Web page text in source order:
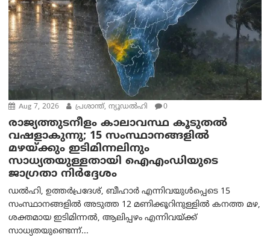
Aug 7, 2026 പ്രശാന്ത്, ന്യൂഡല്‍ഹി 0
രാജ്യത്തുടനീളം കാലാവസ്ഥ കൂടുതൽ
വഷളാകുന്നു; 15 സംസ്ഥാനങ്ങളിൽ
മഴയ്ക്കും ഇടിമിന്നലിനും
സാധ്യതയുള്ളതായി ഐഎംഡിയുടെ
ജാഗ്രതാ നിർദ്ദേശം
ഡൽഹി, ഉത്തർപ്രദേശ്, ബീഹാർ എന്നിവയുൾപ്പെടെ 15
സംസ്ഥാനങ്ങളിൽ അടുത്ത 12 മണിക്കൂറിനുള്ളിൽ കനത്ത മഴ,
ശക്തമായ ഇടിമിന്നൽ, ആലിപ്പഴം എന്നിവയ്ക്ക്
സാധ്യതയുണ്ടെന്ന്...